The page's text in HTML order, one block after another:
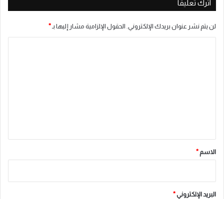
اترك تعليقاً
لن يتم نشر عنوان بريدك الإلكتروني. الحقول الإلزامية مشار إليها بـ*
*
الاسم *
البريد الإلكتروني*